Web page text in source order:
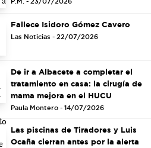
Fallece Isidoro Gómez Cavero
Las Noticias - 22/07/2026
De ir a Albacete a completar el
tratamiento en casa: la cirugía de
mama mejora en el HUCU
Paula Montero - 14/07/2026
Las piscinas de Tiradores y Luis
Ocaña cierran antes por la alerta